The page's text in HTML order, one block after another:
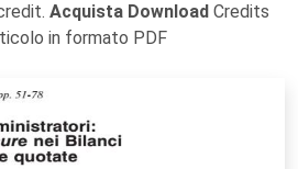
Acquista Download Credits
in formato PDF